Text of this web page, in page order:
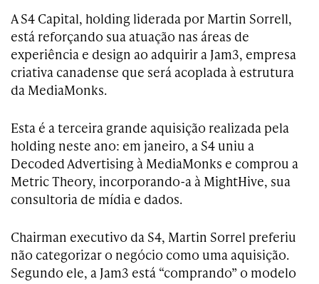
A S4 Capital, holding liderada por Martin Sorrell,
está reforçando sua atuação nas áreas de
experiência e design ao adquirir a Jam3, empresa
criativa canadense que será acoplada à estrutura
da MediaMonks.
Esta é a terceira grande aquisição realizada pela
holding neste ano: em janeiro, a S4 uniu a
Decoded Advertising à MediaMonks e comprou a
Metric Theory, incorporando-a à MightHive, sua
consultoria de mídia e dados.
Chairman executivo da S4, Martin Sorrel preferiu
não categorizar o negócio como uma aquisição.
Segundo ele, a Jam3 está “comprando” o modelo